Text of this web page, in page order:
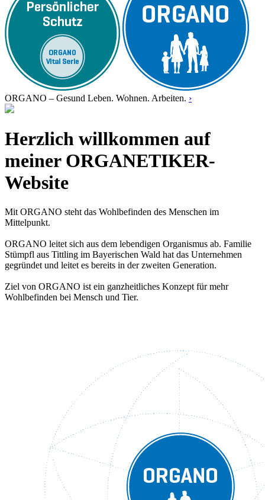
ORGANO – Gesund Leben. Wohnen. Arbeiten. ›
Herzlich willkommen auf
meiner ORGANETIKER-
Website
Mit ORGANO steht das Wohlbefinden des Menschen im
Mittelpunkt.
ORGANO leitet sich aus dem lebendigen Organismus ab. Familie
Stümpfl aus Tittling im Bayerischen Wald hat das Unternehmen
gegründet und leitet es bereits in der zweiten Generation.
Ziel von ORGANO ist ein ganzheitliches Konzept für mehr
Wohlbefinden bei Mensch und Tier.